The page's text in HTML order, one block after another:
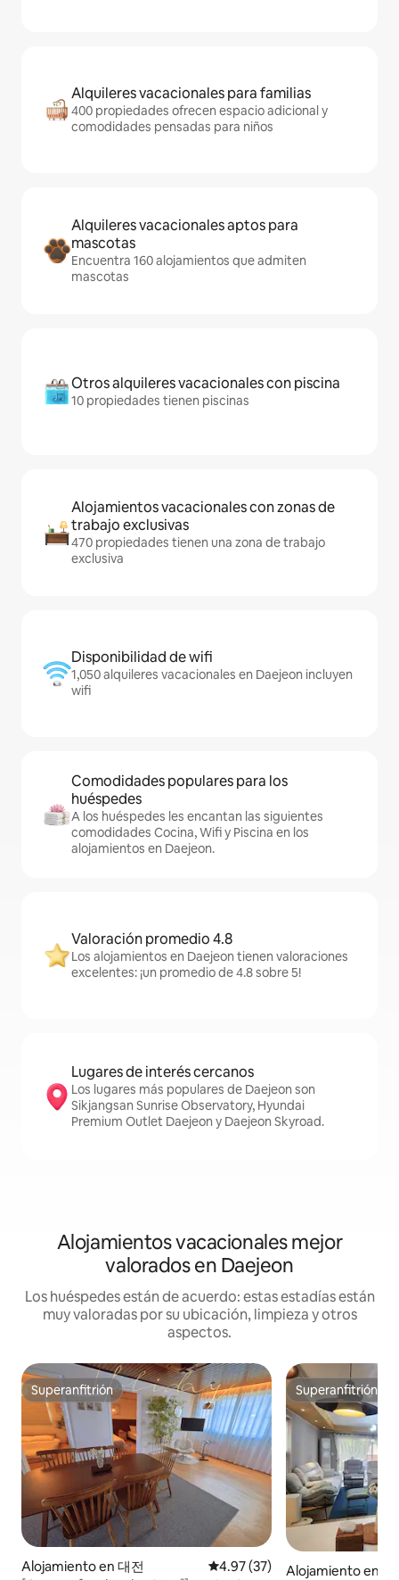
Alquileres vacacionales para familias
400 propiedades ofrecen espacio adicional y
comodidades pensadas para niños
Alquileres vacacionales aptos para
mascotas
Encuentra 160 alojamientos que admiten
mascotas
Otros alquileres vacacionales con piscina
10 propiedades tienen piscinas
Alojamientos vacacionales con zonas de
trabajo exclusivas
470 propiedades tienen una zona de trabajo
exclusiva
Disponibilidad de wifi
1,050 alquileres vacacionales en Daejeon incluyen
wifi
Comodidades populares para los
huéspedes
A los huéspedes les encantan las siguientes
comodidades Cocina, Wifi y Piscina en los
alojamientos en Daejeon.
Valoración promedio 4.8
Los alojamientos en Daejeon tienen valoraciones
excelentes: ¡un promedio de 4.8 sobre 5!
Lugares de interés cercanos
Los lugares más populares de Daejeon son
Sikjangsan Sunrise Observatory, Hyundai
Premium Outlet Daejeon y Daejeon Skyroad.
Alojamientos vacacionales mejor
valorados en Daejeon
Los huéspedes están de acuerdo: estas estadías están
muy valoradas por su ubicación, limpieza y otros
aspectos.
Superanfitrión
Superanfitrión
Alojamiento en 대전 Calificación promedio: 4.97 de
4.97 (37)
Superanfitrión
Superanfitrión
Alojamiento en